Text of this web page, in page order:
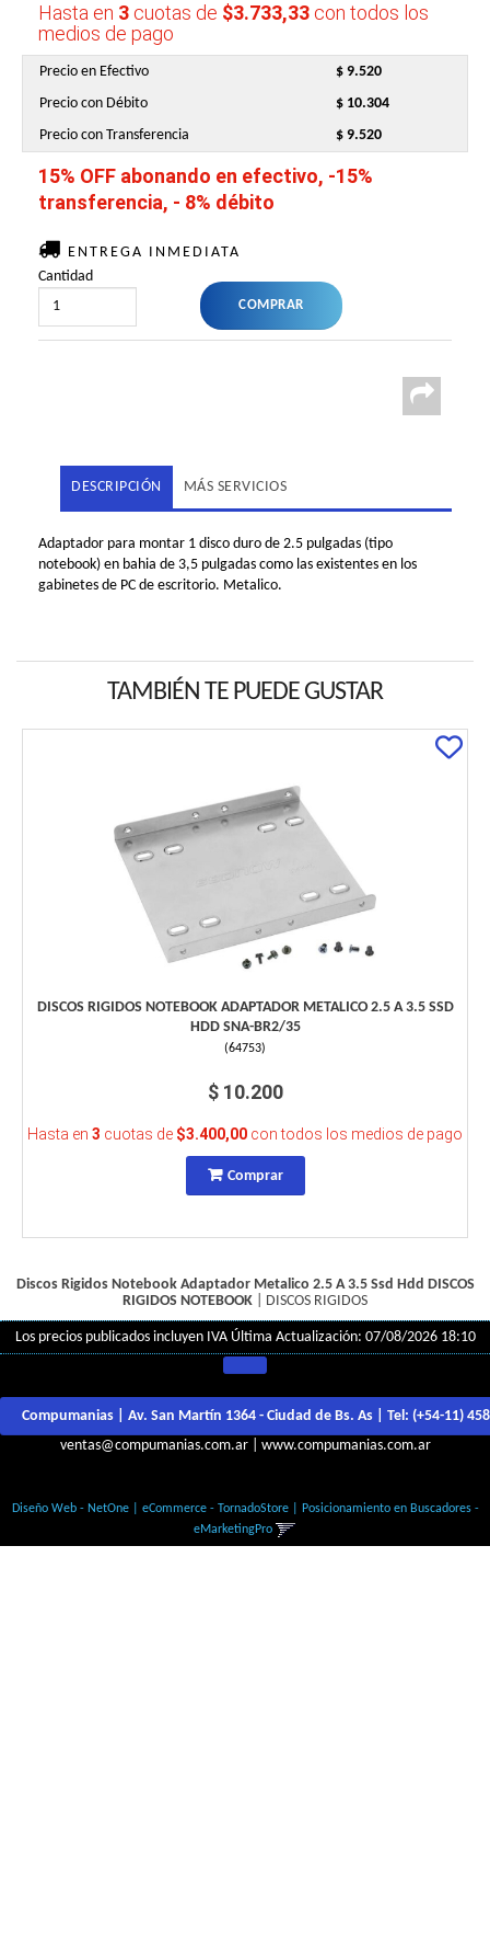
Hasta en 3 cuotas de $3.733,33 con todos los
medios de pago
Precio en Efectivo
$ 9.520
Precio con Débito
$ 10.304
Precio con Transferencia
$ 9.520
15% OFF abonando en efectivo, -15%
transferencia, - 8% débito
ENTREGA INMEDIATA
Cantidad
DESCRIPCIÓN MÁS SERVICIOS
Adaptador para montar 1 disco duro de 2.5 pulgadas (tipo
notebook) en bahia de 3,5 pulgadas como las existentes en los
gabinetes de PC de escritorio. Metalico.
TAMBIÉN TE PUEDE GUSTAR
DISCOS RIGIDOS NOTEBOOK ADAPTADOR METALICO 2.5 A 3.5 SSD
HDD SNA-BR2/35
(64753)
$ 10.200
Hasta en 3 cuotas de $3.400,00 con todos los medios de pago
Comprar
Discos Rigidos Notebook Adaptador Metalico 2.5 A 3.5 Ssd Hdd DISCOS
RIGIDOS NOTEBOOK
DISCOS RIGIDOS
Los precios publicados incluyen IVA Última Actualización: 07/08/2026 18:10
Compumanias | Av. San Martín 1364 - Ciudad de Bs. As | Tel: (+54-11)
ventas@compumanias.com.ar| www.compumanias.com.ar
Diseño Web - NetOne| eCommerce - TornadoStore| Posicionamiento en Buscadores -
eMarketingPro